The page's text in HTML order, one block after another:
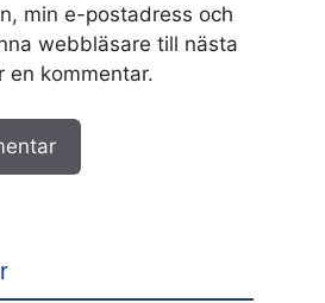
min e-postadress och
webbläsare till nästa
en kommentar.